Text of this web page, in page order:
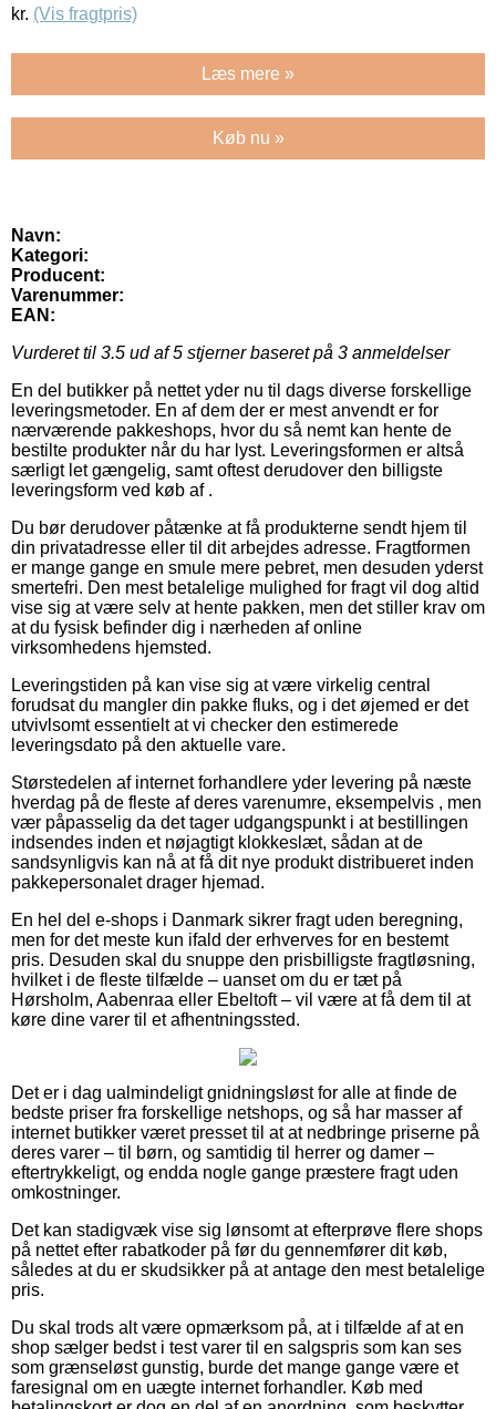
kr. (Vis fragtpris)
Læs mere »
Køb nu »
Navn:
Kategori:
Producent:
Varenummer:
EAN:
Vurderet til 3.5 ud af 5 stjerner baseret på 3 anmeldelser
En del butikker på nettet yder nu til dags diverse forskellige
leveringsmetoder. En af dem der er mest anvendt er for
nærværende pakkeshops, hvor du så nemt kan hente de
bestilte produkter når du har lyst. Leveringsformen er altså
særligt let gængelig, samt oftest derudover den billigste
leveringsform ved køb af .
Du bør derudover påtænke at få produkterne sendt hjem til
din privatadresse eller til dit arbejdes adresse. Fragtformen
er mange gange en smule mere pebret, men desuden yderst
smertefri. Den mest betalelige mulighed for fragt vil dog altid
vise sig at være selv at hente pakken, men det stiller krav om
at du fysisk befinder dig i nærheden af online
virksomhedens hjemsted.
Leveringstiden på kan vise sig at være virkelig central
forudsat du mangler din pakke fluks, og i det øjemed er det
utvivlsomt essentielt at vi checker den estimerede
leveringsdato på den aktuelle vare.
Størstedelen af internet forhandlere yder levering på næste
hverdag på de fleste af deres varenumre, eksempelvis , men
vær påpasselig da det tager udgangspunkt i at bestillingen
indsendes inden et nøjagtigt klokkeslæt, sådan at de
sandsynligvis kan nå at få dit nye produkt distribueret inden
pakkepersonalet drager hjemad.
En hel del e-shops i Danmark sikrer fragt uden beregning,
men for det meste kun ifald der erhverves for en bestemt
pris. Desuden skal du snuppe den prisbilligste fragtløsning,
hvilket i de fleste tilfælde – uanset om du er tæt på
Hørsholm, Aabenraa eller Ebeltoft – vil være at få dem til at
køre dine varer til et afhentningssted.
Det er i dag ualmindeligt gnidningsløst for alle at finde de
bedste priser fra forskellige netshops, og så har masser af
internet butikker været presset til at at nedbringe priserne på
deres varer – til børn, og samtidig til herrer og damer –
eftertrykkeligt, og endda nogle gange præstere fragt uden
omkostninger.
Det kan stadigvæk vise sig lønsomt at efterprøve flere shops
på nettet efter rabatkoder på før du gennemfører dit køb,
således at du er skudsikker på at antage den mest betalelige
pris.
Du skal trods alt være opmærksom på, at i tilfælde af at en
shop sælger bedst i test varer til en salgspris som kan ses
som grænseløst gunstig, burde det mange gange være et
faresignal om en uægte internet forhandler. Køb med